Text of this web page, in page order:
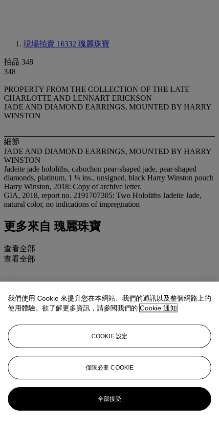
現場拍賣 16332 瑰麗珠寶
拍品 348
348
PROPERTY FROM THE COLLECTION OF THE LATE
CHARLOTTE AND LENNART ERICKSON
JADE AND DIAMOND EARRINGS, MOUNTED BY HARRY
WINSTON
細節
JADE AND DIAMOND EARRINGS, MOUNTED BY HARRY
WINSTON
Jadeite jade hololiths, cabochon pear-shaped jade, pear-shaped
diamonds, platinum, 1 ¼ ins., unsigned, black Harry Winston pouch
Harry Winston, 2018: Copy of archive letter.
GIA, 2018, report no. 2191707305: Two Hololiths Jadeite Jade,
natural color, no indications of impregnation
更多來自 瑰麗珠寶
查看全部
查看全部
我們使用 Cookie 來提升您在本網站、我們的通訊以及整個網路上的
使用體驗。欲了解更多資訊，請參閱我們的 Cookie 通知
COOKIE 設定
僅限必要 COOKIE
全部接受